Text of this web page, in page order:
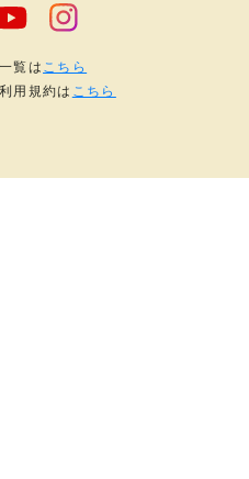
覧は こちら
用規約は こちら